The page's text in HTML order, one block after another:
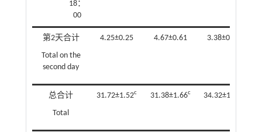
18：
00
第2天合计
Total on the
second day
4.25±0.25 4.67±0.61 3.38±0.47
总合计
Total
31.72±1.52c 31.38±1.66c 34.32±1.85